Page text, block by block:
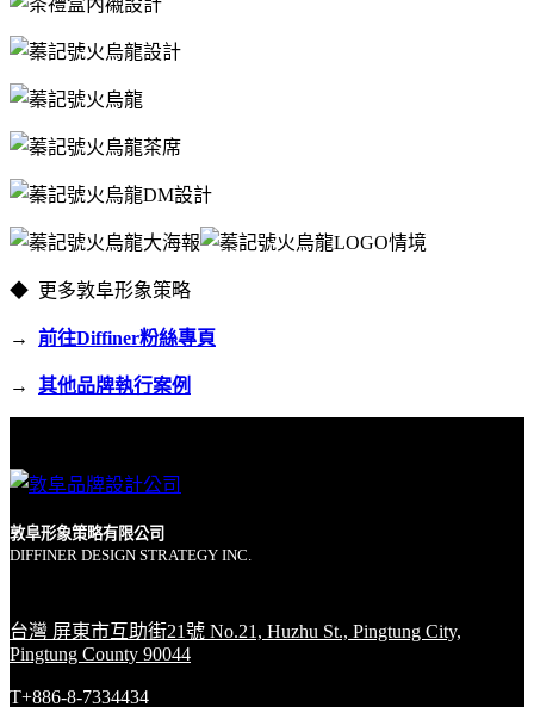
◆ 更多敦阜形象策略
→ 前往Diffiner粉絲專頁
→ 其他品牌執行案例
敦阜形象策略有限公司
DIFFINER DESIGN STRATEGY INC.
台灣 屏東市互助街21號 No.21, Huzhu St., Pingtung City,
Pingtung County 90044
T+886-8-7334434